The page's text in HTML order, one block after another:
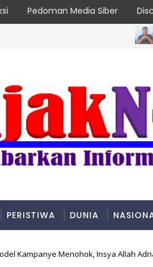
Pedoman Media Siber
OPINI
PERISTIWA DUNIA
Kampanye Menohok, Insya Allah